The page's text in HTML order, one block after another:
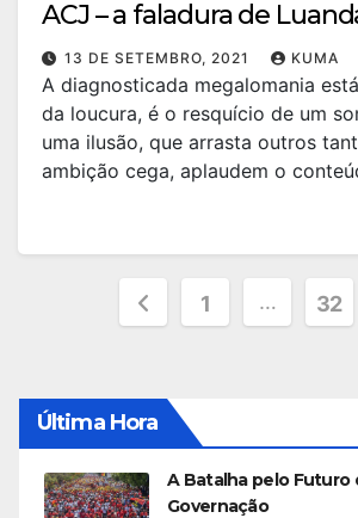
ACJ – a faladura de
13 DE SETEMBRO, 2021 KUMA
A diagnosticada megalomania
da loucura, é o resquício de um
uma ilusão, que arrasta outros
ambição cega, aplaudem o
Paginação
conteúdos
1 … 32
Última Hora
A Batalha pelo Futuro
Governação